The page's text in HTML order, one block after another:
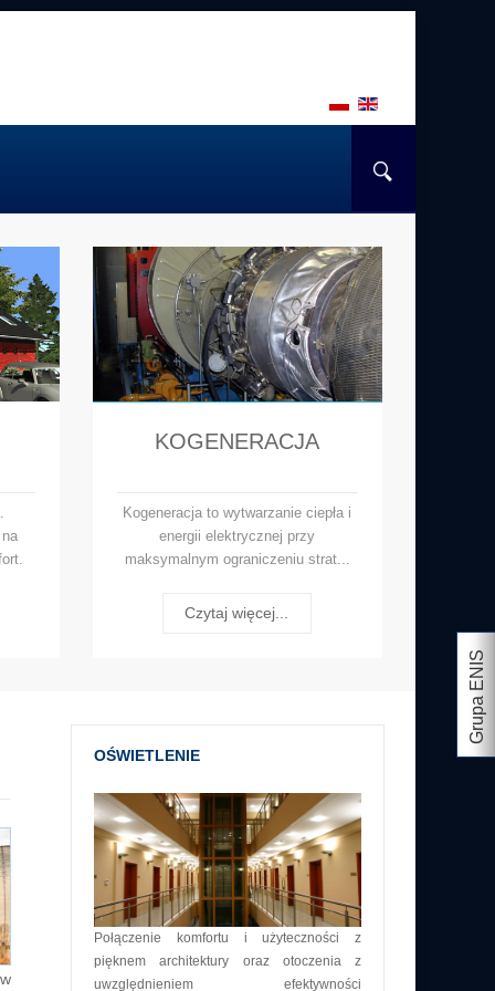
Grupa ENIS
KOGENERACJA
Kogeneracja to wytwarzanie ciepła i
energii elektrycznej przy
maksymalnym ograniczeniu strat...
Czytaj więcej...
OŚWIETLENIE
Połączenie komfortu i użyteczności z
pięknem architektury oraz otoczenia z
uwzględnieniem efektywności